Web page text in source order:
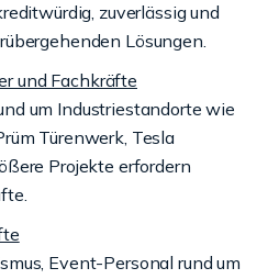
zuverlässig und
Lösungen.
und Fachkräfte
um Industriestandorte wie
Türenwerk, Tesla
Projekte erfordern
Event-Personal rund um